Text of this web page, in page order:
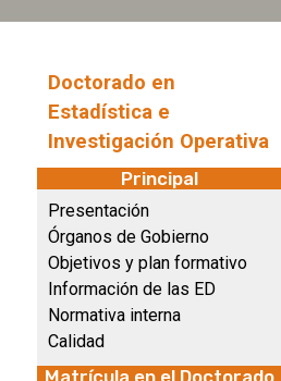
Doctorado en
Estadística e
Investigación Operativa
Principal
Presentación
Órganos de Gobierno
Objetivos y plan formativo
Información de las ED
Normativa interna
Calidad
Matrícula en el Doctorado